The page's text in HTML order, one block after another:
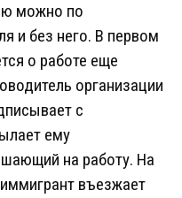
можно по
и без него. В первом
о работе еще
организации
с
ему
на работу. На
въезжает